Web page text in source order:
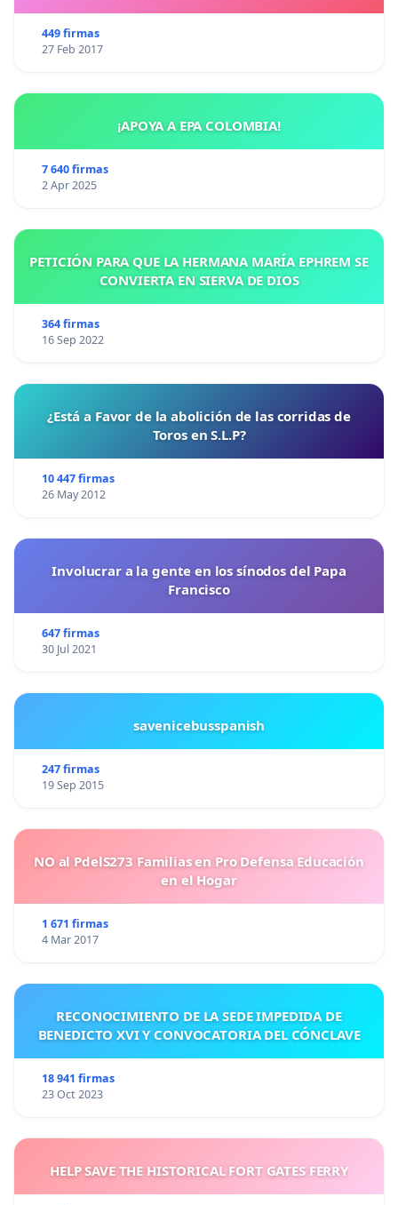
449 firmas
27 Feb 2017
¡APOYA A EPA COLOMBIA!
7 640 firmas
2 Apr 2025
PETICIÓN PARA QUE LA HERMANA MARÍA EPHREM SE
CONVIERTA EN SIERVA DE DIOS
364 firmas
16 Sep 2022
¿Está a Favor de la abolición de las corridas de
Toros en S.L.P?
10 447 firmas
26 May 2012
Involucrar a la gente en los sínodos del Papa
Francisco
647 firmas
30 Jul 2021
savenicebusspanish
247 firmas
19 Sep 2015
NO al PdelS273 Familias en Pro Defensa Educación
en el Hogar
1 671 firmas
4 Mar 2017
RECONOCIMIENTO DE LA SEDE IMPEDIDA DE
BENEDICTO XVI Y CONVOCATORIA DEL CÓNCLAVE
18 941 firmas
23 Oct 2023
HELP SAVE THE HISTORICAL FORT GATES FERRY